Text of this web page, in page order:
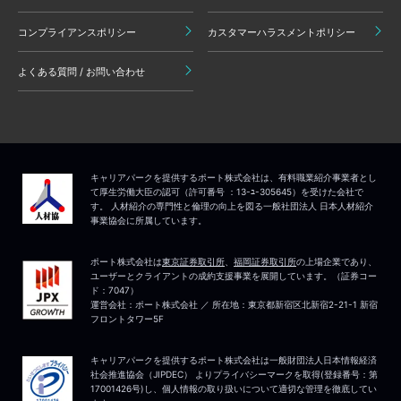
コンプライアンスポリシー カスタマーハラスメントポリシー
よくある質問 / お問い合わせ